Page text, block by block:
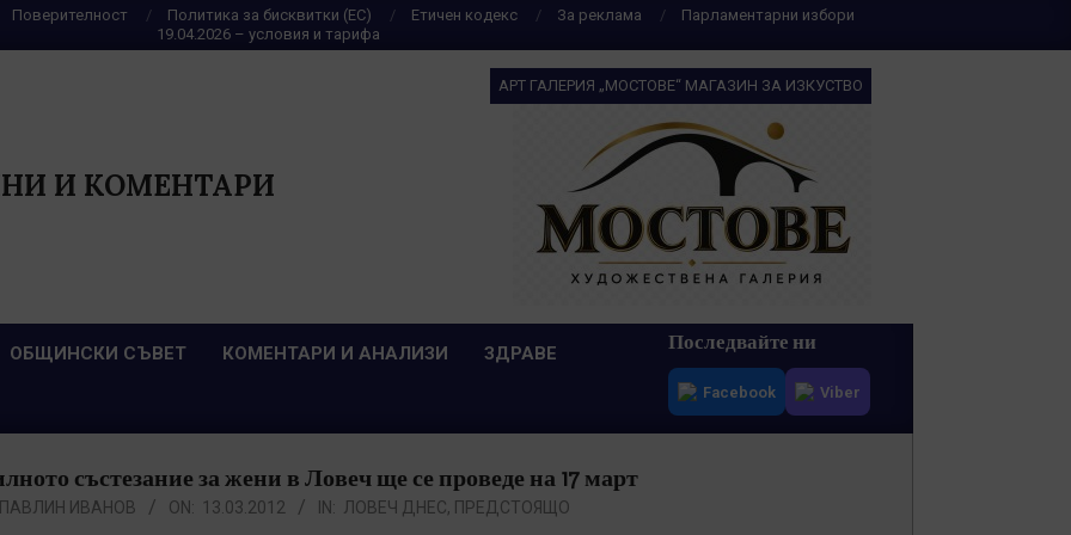
Поверителност Политика за бисквитки (ЕС) Етичен кодекс За реклама
Парламентарни избори
19.04.2026 – условия и тарифа
И КОМЕНТАРИ
АРТ ГАЛЕРИЯ „МОСТОВЕ“ МАГАЗИН ЗА ИЗКУСТВО
ОБЩИНСКИ СЪВЕТ КОМЕНТАРИ И АНАЛИЗИ ЗДРАВЕ Последвайте ни
Facebook Viber
състезание за жени в Ловеч ще се проведе на 17 март
ПАВЛИН ИВАНОВ ON: 13.03.2012 IN: ЛОВЕЧ ДНЕС, ПРЕДСТОЯЩО